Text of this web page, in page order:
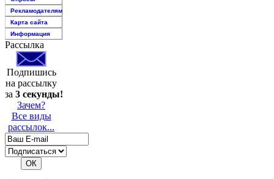
Рекламодателям
Карта сайта
Информация
Рассылка
Подпишись
на рассылку
за 3 секунды!
Зачем?
Все виды
рассылок...